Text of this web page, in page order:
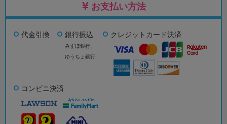
お支払い方法
代金引換 銀行振込
みずほ銀行、
ゆうちょ銀行
クレジットカード決済
コンビニ決済